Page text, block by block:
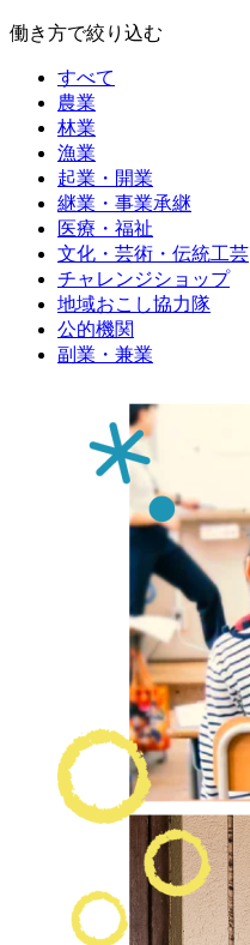
働き方で絞り込む
すべて
農業
林業
漁業
起業・開業
継業・事業承継
医療・福祉
文化・芸術・伝統工芸
チャレンジショップ
地域おこし協力隊
公的機関
副業・兼業